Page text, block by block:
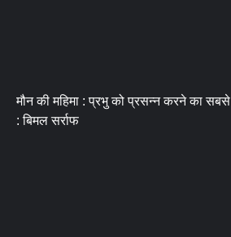
मौन की महिमा : प्रभु को प्रसन्न करने का
: बिमल सर्राफ